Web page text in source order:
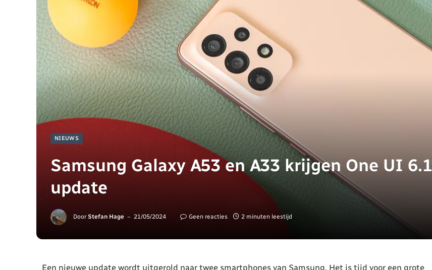
NIEUWS
Samsung Galaxy A53 en A33 krijgen One UI 6.1
update
Door Stefan Hage 21/05/2024 Geen reacties 2 minuten leestijd
Een nieuwe update wordt uitgerold naar twee smartphones van Samsung. Het is tijd voor een grote